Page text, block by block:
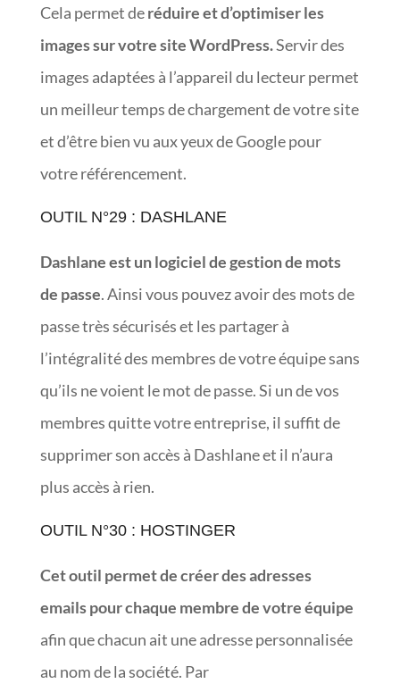
Cela permet deréduire et d’optimiser les
images sur votre site WordPress.Servir des
images adaptées à l’appareil du lecteur permet
un meilleur temps de chargement de votre site
et d’être bien vu aux yeux de Google pour
votre référencement.
OUTIL N°29 : DASHLANE
Dashlane est un logiciel de gestion de mots
de passe. Ainsi vous pouvez avoir des mots de
passe très sécurisés et les partager à
l’intégralité des membres de votre équipe sans
qu’ils ne voient le mot de passe. Si un de vos
membres quitte votre entreprise, il suffit de
supprimer son accès à Dashlane et il n’aura
plus accès à rien.
OUTIL N°30 : HOSTINGER
Cet outil permet de créer des adresses
emails pour chaque membre de votre équipe
afin que chacun ait une adresse personnalisée
au nom de la société. Par